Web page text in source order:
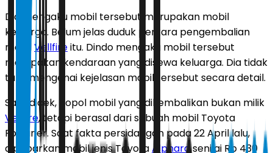
Dia mengaku mobil tersebut merupakan mobil
keluarga. Belum jelas duduk perkara pengembalian
mobilVellfireitu. Dindo mengaku mobil tersebut
merupakan kendaraan yang disewa keluarga. Dia tidak
tahu mengenai kejelasan mobil tersebut secara detail.
Saat dicek, nopol mobil yang dikembalikan bukan milik
Vellfire, tetapi berasal dari sebuah mobil Toyota
Fortuner. Saat fakta persidangan pada 22 April lalu,
dipaparkan mobil jenis ToyotaAlphardsenilai Rp 430